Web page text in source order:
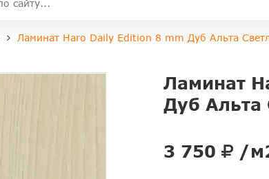
Ламинат Haro Daily Edition 8 mm Дуб Альта
Ламинат
Дуб Альта
3 750 /